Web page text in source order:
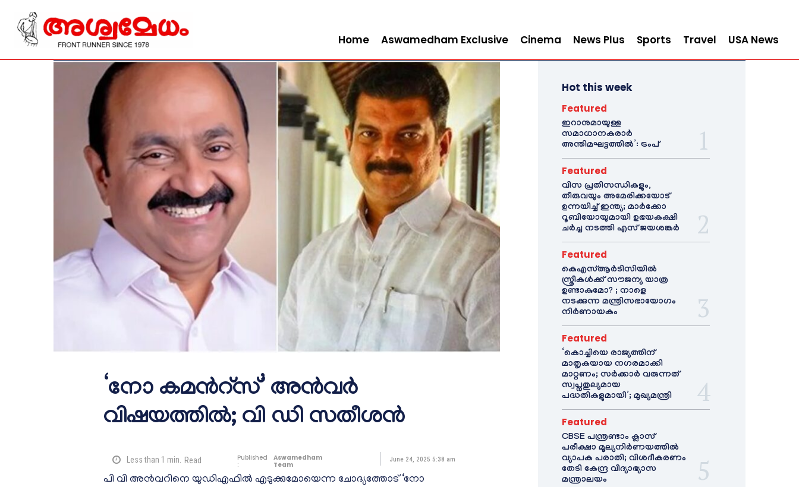
Home Aswamedham Exclusive Cinema News Plus Sports Travel USA News
‘നോ കമന്‍റ്സ്’ അൻവർ
വിഷയത്തിൽ; വി ഡി സതീശൻ
Less than 1 min. Read
Published
:
Aswamedham
Team
June 24, 2025 5:38 am
പി വി അൻവറിനെ യുഡിഎഫിൽ എടുക്കുമോയെന്ന ചോദ്യത്തോട് ‘നോ
Hot this week
Featured
ഇറാനുമായുള്ള
സമാധാനകരാർ
അന്തിമഘട്ടത്തിൽ‌’: ട്രംപ്
Featured
വിസ പ്രതിസന്ധികളും,
തീരുവയും അമേരിക്കയോട്
ഉന്നയിച്ച് ഇന്ത്യ; മാർക്കോ
റൂബിയോയുമായി ഉഭയകക്ഷി
ചർച്ച നടത്തി എസ് ജയശങ്കർ
Featured
കെഎസ്ആർടിസിയിൽ
സ്ത്രീകൾക്ക് സൗജന്യ യാത്ര
ഉണ്ടാകുമോ? ; നാളെ
നടക്കുന്ന മന്ത്രിസഭായോഗം
നിർണായകം
Featured
‘കൊച്ചിയെ രാജ്യത്തിന്
മാതൃകയായ നഗരമാക്കി
മാറ്റണം; സർക്കാർ വരുന്നത്
സ്വപ്നതുല്യമായ
പദ്ധതികളുമായി’; മുഖ്യമന്ത്രി
Featured
CBSE പന്ത്രണ്ടാം ക്ലാസ്
പരീക്ഷാ മൂല്യനിർണയത്തിൽ
വ്യാപക പരാതി; വിശദീകരണം
തേടി കേന്ദ്ര വിദ്യാഭ്യാസ
മന്ത്രാലയം